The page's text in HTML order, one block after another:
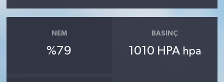
NEM
%79
BASINÇ
1010 HPA hpa